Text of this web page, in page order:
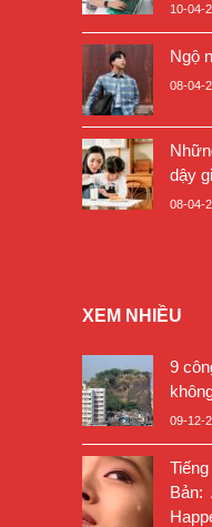
10-04-
Ngộ
08-04-
dậy
08-04-
XEM NHIỀU
9
09-12-
Bản: